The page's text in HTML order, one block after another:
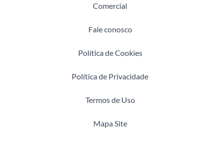
Comercial
Fale conosco
Política de Cookies
Política de Privacidade
Termos de Uso
Mapa Site